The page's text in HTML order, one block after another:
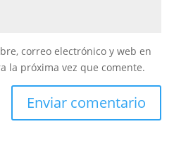
correo electrónico y web en
la próxima vez que comente.